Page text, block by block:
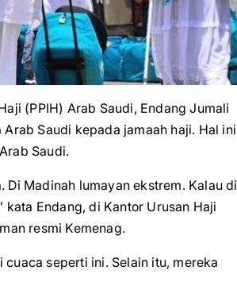
(PPIH) Arab Saudi, Endang Jumali
Saudi kepada jamaah haji. Hal ini
Saudi.
Madinah lumayan ekstrem. Kalau di
Endang, di Kantor Urusan Haji
resmi Kemenag.
seperti ini. Selain itu, mereka